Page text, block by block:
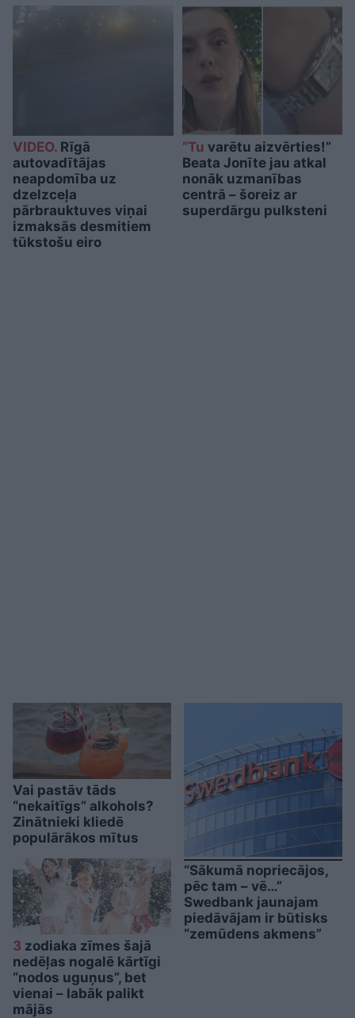
VIDEO. Rīgā
autovadītājas
neapdomība uz
dzelzceļa
pārbrauktuves viņai
izmaksās desmitiem
tūkstošu eiro
“Tu varētu aizvērties!”
Beata Jonīte jau atkal
nonāk uzmanības
centrā – šoreiz ar
superdārgu pulksteni
Vai pastāv tāds
“nekaitīgs” alkohols?
Zinātnieki kliedē
populārākos mītus
3 zodiaka zīmes šajā
nedēļas nogalē kārtīgi
“nodos uguņus”, bet
vienai – labāk palikt
mājās
“Sākumā nopriecājos,
pēc tam – vē…”
Swedbank jaunajam
piedāvājam ir būtisks
“zemūdens akmens”